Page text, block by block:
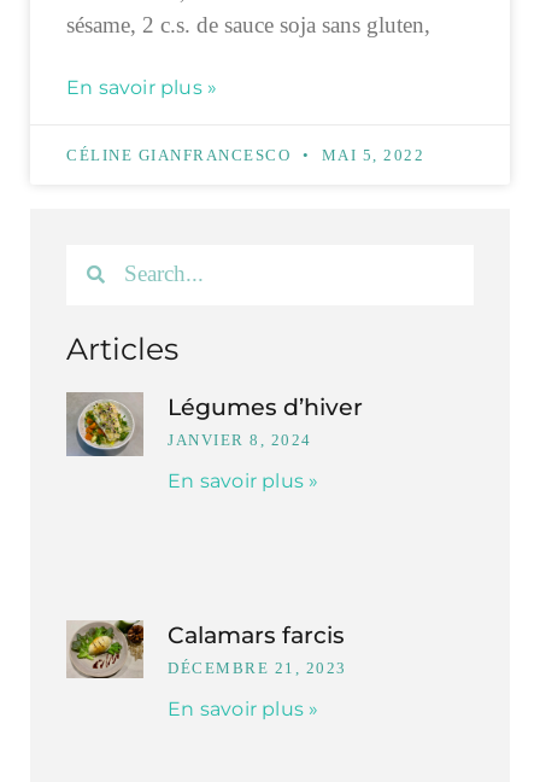
sésame, 2 c.s. de sauce soja sans gluten,
En savoir plus »
CÉLINE GIANFRANCESCO MAI 5, 2022
Articles
Légumes d’hiver
JANVIER 8, 2024
En savoir plus »
Calamars farcis
DÉCEMBRE 21, 2023
En savoir plus »